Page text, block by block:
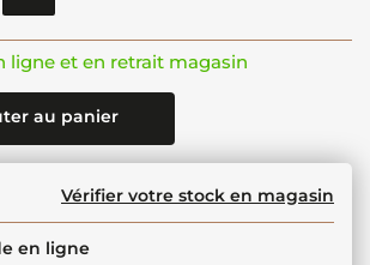
ligne et en retrait magasin
au panier
Vérifier votre stock en magasin
en ligne